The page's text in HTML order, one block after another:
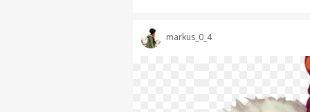
markus_0_4